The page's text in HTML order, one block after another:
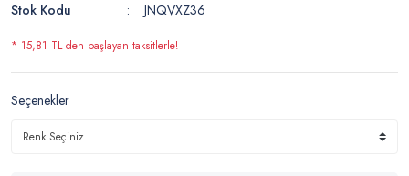
Stok Kodu
JNQVXZ36
* 15,81 TL den başlayan taksitlerle!
Seçenekler